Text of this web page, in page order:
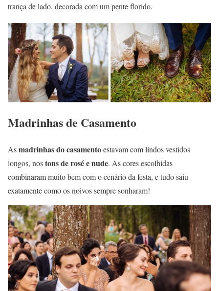
trança de lado, decorada com um pente florido.
Madrinhas de Casamento
Asmadrinhas do casamentoestavam com lindos vestidos
longos, nostons de rosé e nude. As cores escolhidas
combinaram muito bem com o cenário da festa, e tudo saiu
exatamente como os noivos sempre sonharam!